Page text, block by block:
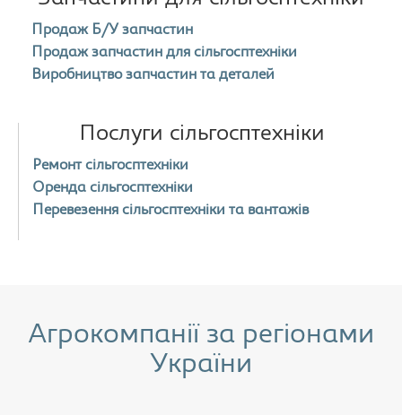
Продаж Б/У запчастин
Продаж запчастин для сільгосптехніки
Виробництво запчастин та деталей
Послуги сільгосптехніки
Ремонт сільгосптехніки
Оренда сільгосптехніки
Перевезення сільгосптехніки та вантажів
Агрокомпанії за регіонами
України